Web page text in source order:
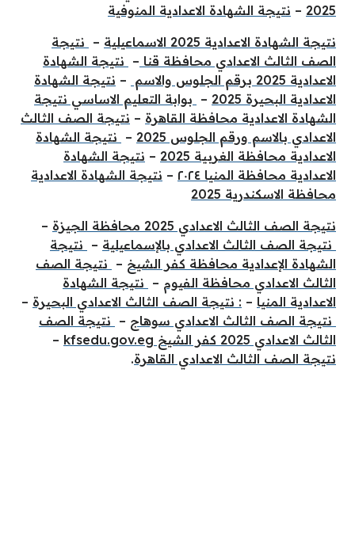
2025
– نتيجة الشهادة الاعدادية المنوفية
نتيجة الشهادة الاعدادية 2025 الاسماعيلية
– نتيجة
الصف الثالث الاعدادي محافظة قنا – نتيجة الشهادة
الاعدادية 2025 برقم الجلوس والاسم
– نتيجة الشهادة
الاعدادية البحيرة 2025
– بوابة التعليم الاساسي نتيجة
الشهادة الاعدادية محافظة القاهرة – نتيجة الصف الثالث
الاعدادي بالاسم ورقم الجلوس 2025
– نتيجة الشهادة
الاعدادية محافظة الغربية 2025
– نتيجة الشهادة
الاعدادية محافظة المنيا ٢٠٢٤
– نتيجة الشهادة الاعدادية
محافظة الاسكندرية 2025
نتيجة الصف الثالث الاعدادي 2025 محافظة الجيزة
–
نتيجة الصف الثالث الاعدادي بالإسماعيلية – نتيجة
الشهادة الإعدادية محافظة كفر الشيخ – نتيجة الصف
الثالث الاعدادي محافظة الفيوم – نتيجة الشهادة
الاعدادية المنيا – : نتيجة الصف الثالث الاعدادي البحيرة –
نتيجة الصف الثالث الاعدادي سوهاج – نتيجة الصف
الثالث الاعدادي 2025 كفر الشيخ kfsedu.gov.eg
–
نتيجة الصف الثالث الاعدادي القاهرة.